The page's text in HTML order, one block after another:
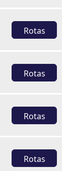
Rotas
Rotas
Rotas
Rotas